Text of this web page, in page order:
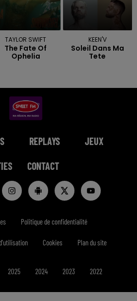
TAYLOR SWIFT
The Fate Of
Ophelia
KEEN'V
Soleil Dans Ma
Tete
REPLAYS JEUX
CONTACT
Politique de confidentialité
Cookies Plan du site
2025 2024 2023 2022